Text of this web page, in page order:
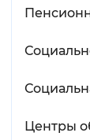
Центры